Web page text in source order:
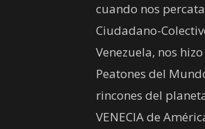
cuando nos
Ciudadano-
Venezuela, nos
Peatones del
rincones del
VENECIA de